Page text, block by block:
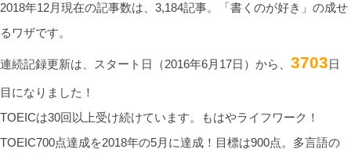
2018年12月現在の記事数は、3,184記事。「書くのが好き」の成せ
るワザです。
連続記録更新は、スタート日（2016年6月17日）から、 3703日
目になりました！
TOEICは30回以上受け続けています。もはやライフワーク！
TOEIC700点達成を2018年の5月に達成！目標は900点。多言語の